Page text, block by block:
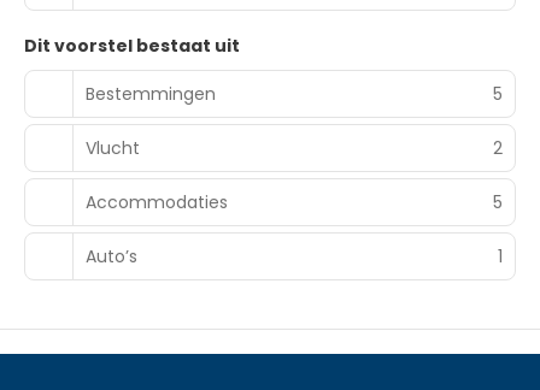
Dit voorstel bestaat uit
Bestemmingen
5
Vlucht 2
Accommodaties 5
Auto’s 1